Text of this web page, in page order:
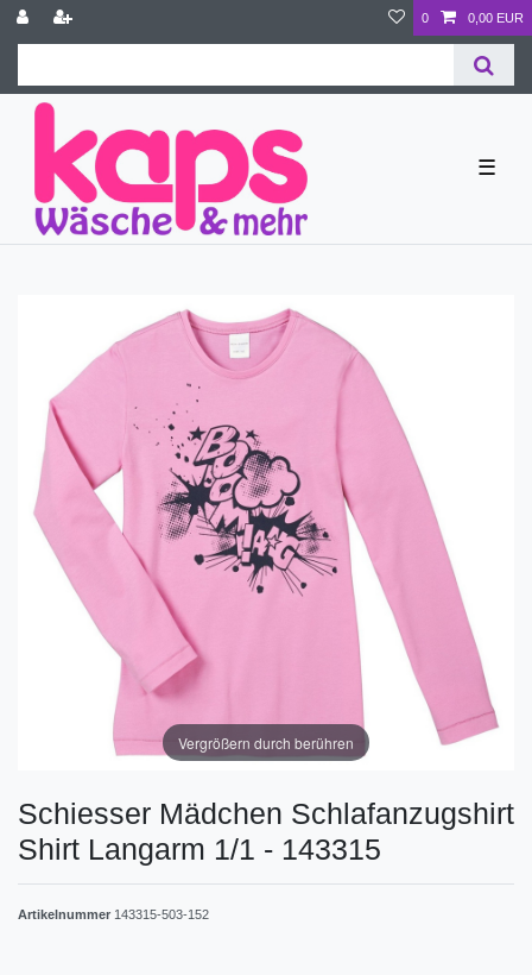
0 0,00 EUR
☰
Vergrößern durch berühren
Schiesser Mädchen Schlafanzugshirt
Shirt Langarm 1/1 - 143315
Artikelnummer 143315-503-152